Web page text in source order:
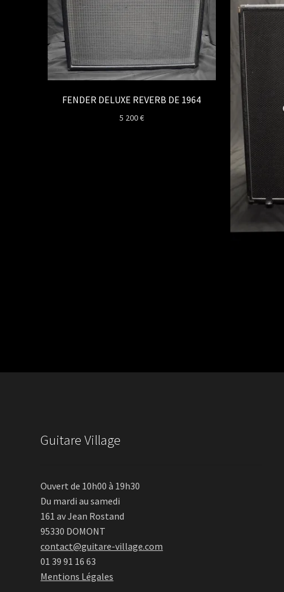
FENDER DELUXE REVERB DE 1964
5 200€
Guitare Village
Ouvert de 10h00 à 19h30
Du mardi au samedi
161 av Jean Rostand
95330 DOMONT
contact@guitare-village.com
01 39 91 16 63
Mentions Légales